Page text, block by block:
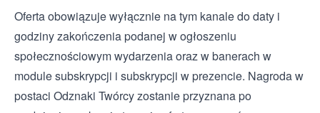
Oferta obowiązuje wyłącznie na tym kanale do daty i
godziny zakończenia podanej w ogłoszeniu
społecznościowym wydarzenia oraz w banerach w
module subskrypcji i subskrypcji w prezencie. Nagroda w
postaci Odznaki Twórcy zostanie przyznana po